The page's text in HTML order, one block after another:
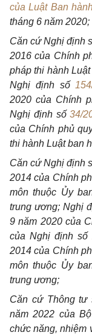
của Luật Ban
tháng 6 năm 2020;
Căn cứ Nghị định
2016 của Chính
pháp thi hành
Nghị định số
2020 của Chính
Nghị định số34/
của Chính phủ
thi hành Luật ban
Căn cứ Nghị định
2014 của Chính
môn thuộc Ủy
trung ương; Nghị
9 năm 2020 của
của Nghị định số
2014 của Chính
môn thuộc Ủy
trung ương;
Căn cứ Thông tư
năm 2022 của
chức năng, nhiệm